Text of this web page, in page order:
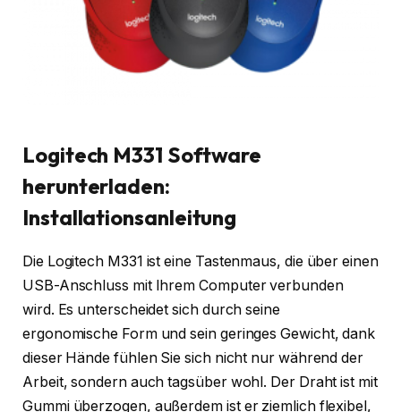
Logitech M331 Software
herunterladen:
Installationsanleitung
Die Logitech M331 ist eine Tastenmaus, die über einen
USB-Anschluss mit Ihrem Computer verbunden
wird. Es unterscheidet sich durch seine
ergonomische Form und sein geringes Gewicht, dank
dieser Hände fühlen Sie sich nicht nur während der
Arbeit, sondern auch tagsüber wohl. Der Draht ist mit
Gummi überzogen, außerdem ist er ziemlich flexibel,